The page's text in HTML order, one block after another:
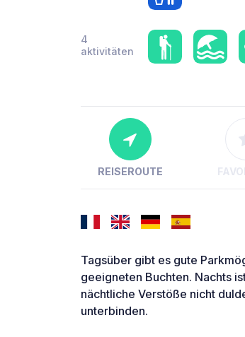
4
aktivitäten
REISEROUTE
Tagsüber gibt es gute
geeigneten Buchten. Nachts
nächtliche Verstöße nicht
unterbinden.